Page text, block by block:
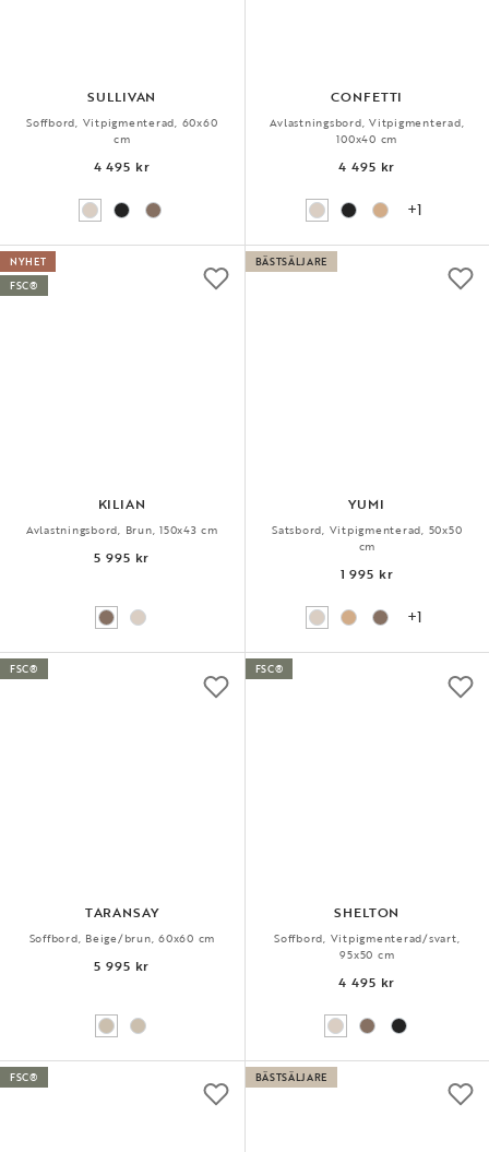
SULLIVAN
Soffbord, Vitpigmenterad, 60x60
cm
4 495 kr
CONFETTI
Avlastningsbord, Vitpigmenterad,
100x40 cm
4 495 kr
+1
KILIAN
Avlastningsbord, Brun, 150x43 cm
5 995 kr
NYHET
FSC®
YUMI
Satsbord, Vitpigmenterad, 50x50
cm
1 995 kr
+1
BÄSTSÄLJARE
TARANSAY
Soffbord, Beige/brun, 60x60 cm
5 995 kr
FSC®
SHELTON
Soffbord, Vitpigmenterad/svart,
95x50 cm
4 495 kr
FSC®
FSC® BÄSTSÄLJARE